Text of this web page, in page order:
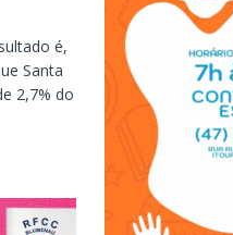
é,
Santa
2,7% do